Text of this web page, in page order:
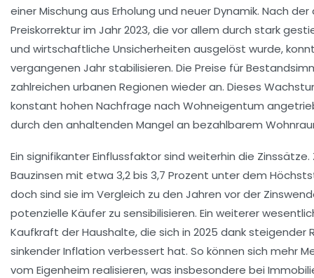
einer Mischung aus Erholung und neuer Dynamik. Nach
Preiskorrektur im Jahr 2023, die vor allem durch stark
und wirtschaftliche Unsicherheiten ausgelöst wurde,
vergangenen Jahr stabilisieren. Die Preise für
zahlreichen urbanen Regionen wieder an. Dieses
konstant hohen Nachfrage nach Wohneigentum
durch den anhaltenden Mangel an bezahlbarem
Ein signifikanter Einflussfaktor sind weiterhin die
Bauzinsen mit etwa 3,2 bis 3,7 Prozent unter dem
doch sind sie im Vergleich zu den Jahren vor der
potenzielle Käufer zu sensibilisieren. Ein weiterer
Kaufkraft der Haushalte, die sich in 2025 dank steigender
sinkender Inflation verbessert hat. So können sich mehr
vom Eigenheim realisieren, was insbesondere bei